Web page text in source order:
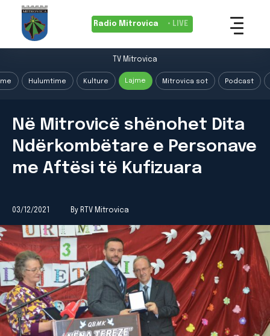
Radio Mitrovica • LIVE
TV Mitrovica
Hulumtime Kulture Lajme Mitrovica sot Podcast
Në Mitrovicë shënohet Dita
Ndërkombëtare e Personave
me Aftësi të Kufizuara
03/12/2021 By RTV Mitrovica